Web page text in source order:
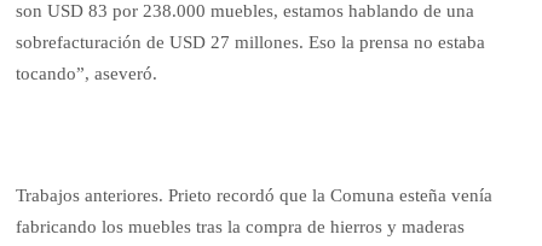
son USD 83 por 238.000 muebles, estamos hablando de una
sobrefacturación de USD 27 millones. Eso la prensa no estaba
tocando”, aseveró.
Trabajos anteriores. Prieto recordó que la Comuna esteña venía
fabricando los muebles tras la compra de hierros y maderas